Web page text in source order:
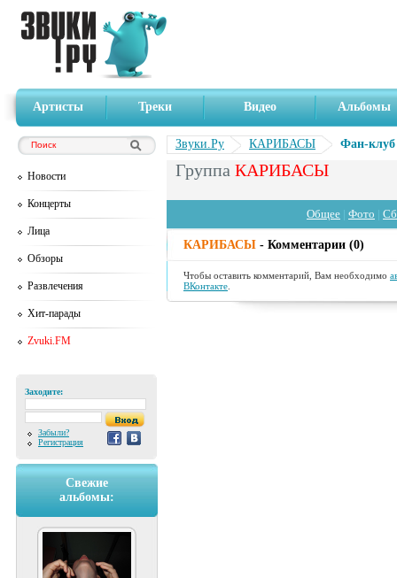
Артисты Треки Видео Альбомы
Новости
Концерты
Лица
Обзоры
Развлечения
Хит-парады
Zvuki.FM
Заходите:
Забыли?
Регистрация
Свежие
альбомы:
Звуки.Ру КАРИБАСЫ Фан-клуб
Группа КАРИБАСЫ
Общее Фото
КАРИБАСЫ - Комментарии (0)
Чтобы оставить комментарий, Вам необходимо
ВКонтакте